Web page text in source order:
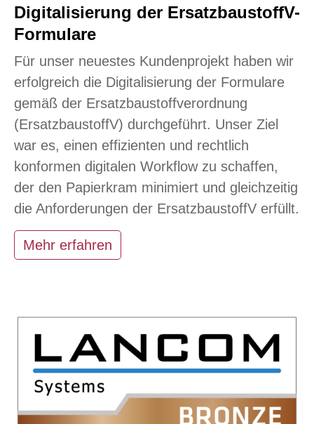
Digitalisierung der ErsatzbaustoffV-
Formulare
Für unser neuestes Kundenprojekt haben wir
erfolgreich die Digitalisierung der Formulare
gemäß der Ersatzbaustoffverordnung
(ErsatzbaustoffV) durchgeführt. Unser Ziel
war es, einen effizienten und rechtlich
konformen digitalen Workflow zu schaffen,
der den Papierkram minimiert und gleichzeitig
die Anforderungen der ErsatzbaustoffV erfüllt.
Mehr erfahren